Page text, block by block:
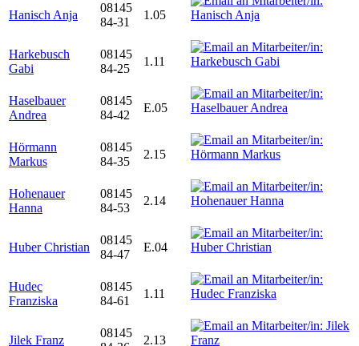
Hanisch Anja
08145
84-31
1.05
Harkebusch
Gabi
08145
84-25
1.11
Haselbauer
Andrea
08145
84-42
E.05
Hörmann
Markus
08145
84-35
2.15
Hohenauer
Hanna
08145
84-53
2.14
Huber Christian
08145
84-47
E.04
Hudec
Franziska
08145
84-61
1.11
Jilek Franz
08145
2.13